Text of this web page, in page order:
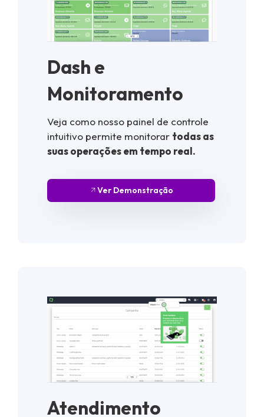
Dash e
Monitoramento
Veja como nosso painel de controle
intuitivo permite monitorar todas as
suas operações em tempo real.
Ver Demonstração
Atendimento